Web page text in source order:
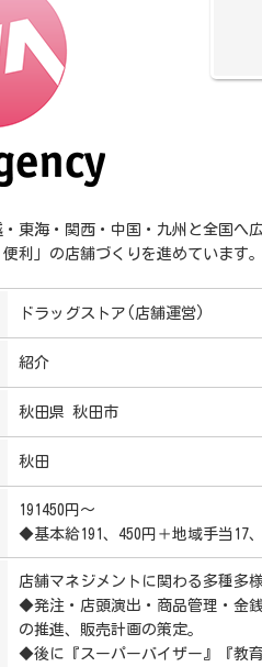
東海・関西・中国・九州と全国
利」の店舗づくりを進めています。
ドラッグストア(店舗運営)
紹介
秋田県 秋田市
秋田
191450円～
◆基本給191、450円＋地域手当17
店舗マネジメントに関わる多種多
◆発注・店頭演出・商品管理・金
の推進、販売計画の策定。
◆後に『スーパーバイザー』『教